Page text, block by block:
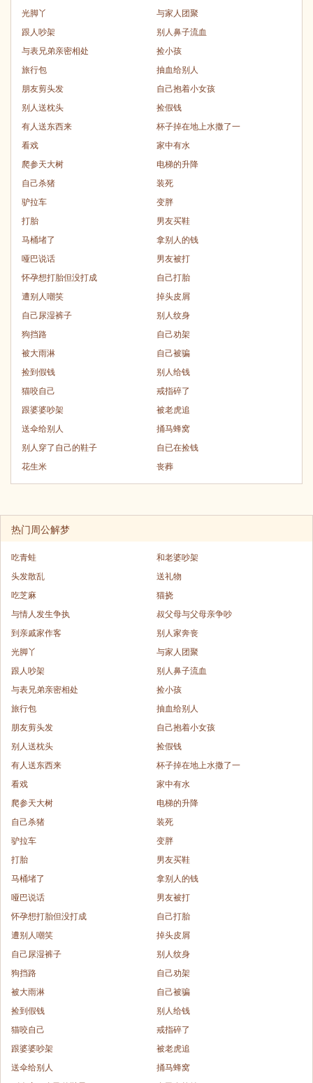
光脚丫
与家人团聚
跟人吵架
别人鼻子流血
与表兄弟亲密相处
捡小孩
旅行包
抽血给别人
朋友剪头发
自己抱着小女孩
别人送枕头
捡假钱
有人送东西来
杯子掉在地上水撒了一
看戏
家中有水
爬参天大树
电梯的升降
自己杀猪
装死
驴拉车
变胖
打胎
男友买鞋
马桶堵了
拿别人的钱
哑巴说话
男友被打
怀孕想打胎但没打成
自己打胎
遭别人嘲笑
掉头皮屑
自己尿湿裤子
别人纹身
狗挡路
自己劝架
被大雨淋
自己被骗
捡到假钱
别人给钱
猫咬自己
戒指碎了
跟婆婆吵架
被老虎追
送伞给别人
捅马蜂窝
别人穿了自己的鞋子
自已在捡钱
花生米
丧葬
热门周公解梦
吃青蛙
和老婆吵架
头发散乱
送礼物
吃芝麻
猫挠
与情人发生争执
叔父母与父母亲争吵
到亲戚家作客
别人家奔丧
光脚丫
与家人团聚
跟人吵架
别人鼻子流血
与表兄弟亲密相处
捡小孩
旅行包
抽血给别人
朋友剪头发
自己抱着小女孩
别人送枕头
捡假钱
有人送东西来
杯子掉在地上水撒了一
看戏
家中有水
爬参天大树
电梯的升降
自己杀猪
装死
驴拉车
变胖
打胎
男友买鞋
马桶堵了
拿别人的钱
哑巴说话
男友被打
怀孕想打胎但没打成
自己打胎
遭别人嘲笑
掉头皮屑
自己尿湿裤子
别人纹身
狗挡路
自己劝架
被大雨淋
自己被骗
捡到假钱
别人给钱
猫咬自己
戒指碎了
跟婆婆吵架
被老虎追
送伞给别人
捅马蜂窝